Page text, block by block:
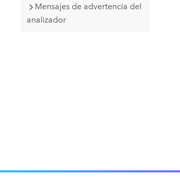
Mensajes de advertencia del
analizador